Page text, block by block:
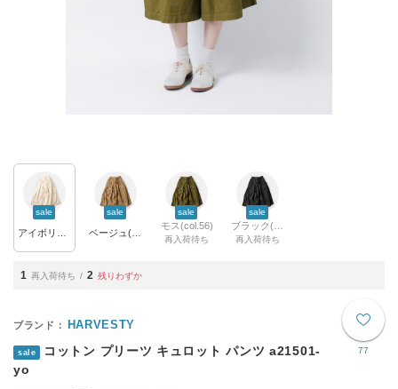
sale sale sale
モス(col.56)
再入荷待ち
sale
再入荷待ち
1 再入荷待ち 2 残りわずか
77
HARVESTY
sale
コットン プリーツ キュロット パンツ a21501-
yo